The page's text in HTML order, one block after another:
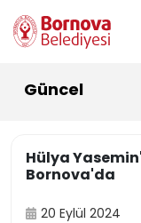
Güncel
Hülya
Bornova'da
20 Eylül 2024